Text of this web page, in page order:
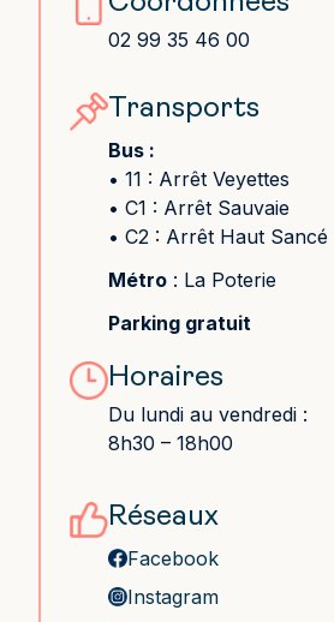
02 99 35 46 00
Transports
Bus :
• 11 : Arrêt Veyettes
• C1 : Arrêt Sauvaie
• C2 : Arrêt Haut Sancé
Métro : La Poterie
Parking gratuit
Horaires
Du lundi au vendredi :
8h30 – 18h00
Réseaux
Facebook
Instagram